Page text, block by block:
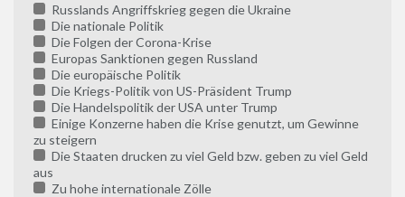
Russlands Angriffskrieg gegen die Ukraine
Die nationale Politik
Die Folgen der Corona-Krise
Europas Sanktionen gegen Russland
Die europäische Politik
Die Kriegs-Politik von US-Präsident Trump
Die Handelspolitik der USA unter Trump
Einige Konzerne haben die Krise genutzt, um Gewinne
zu steigern
Die Staaten drucken zu viel Geld bzw. geben zu viel Geld
aus
Zu hohe internationale Zölle